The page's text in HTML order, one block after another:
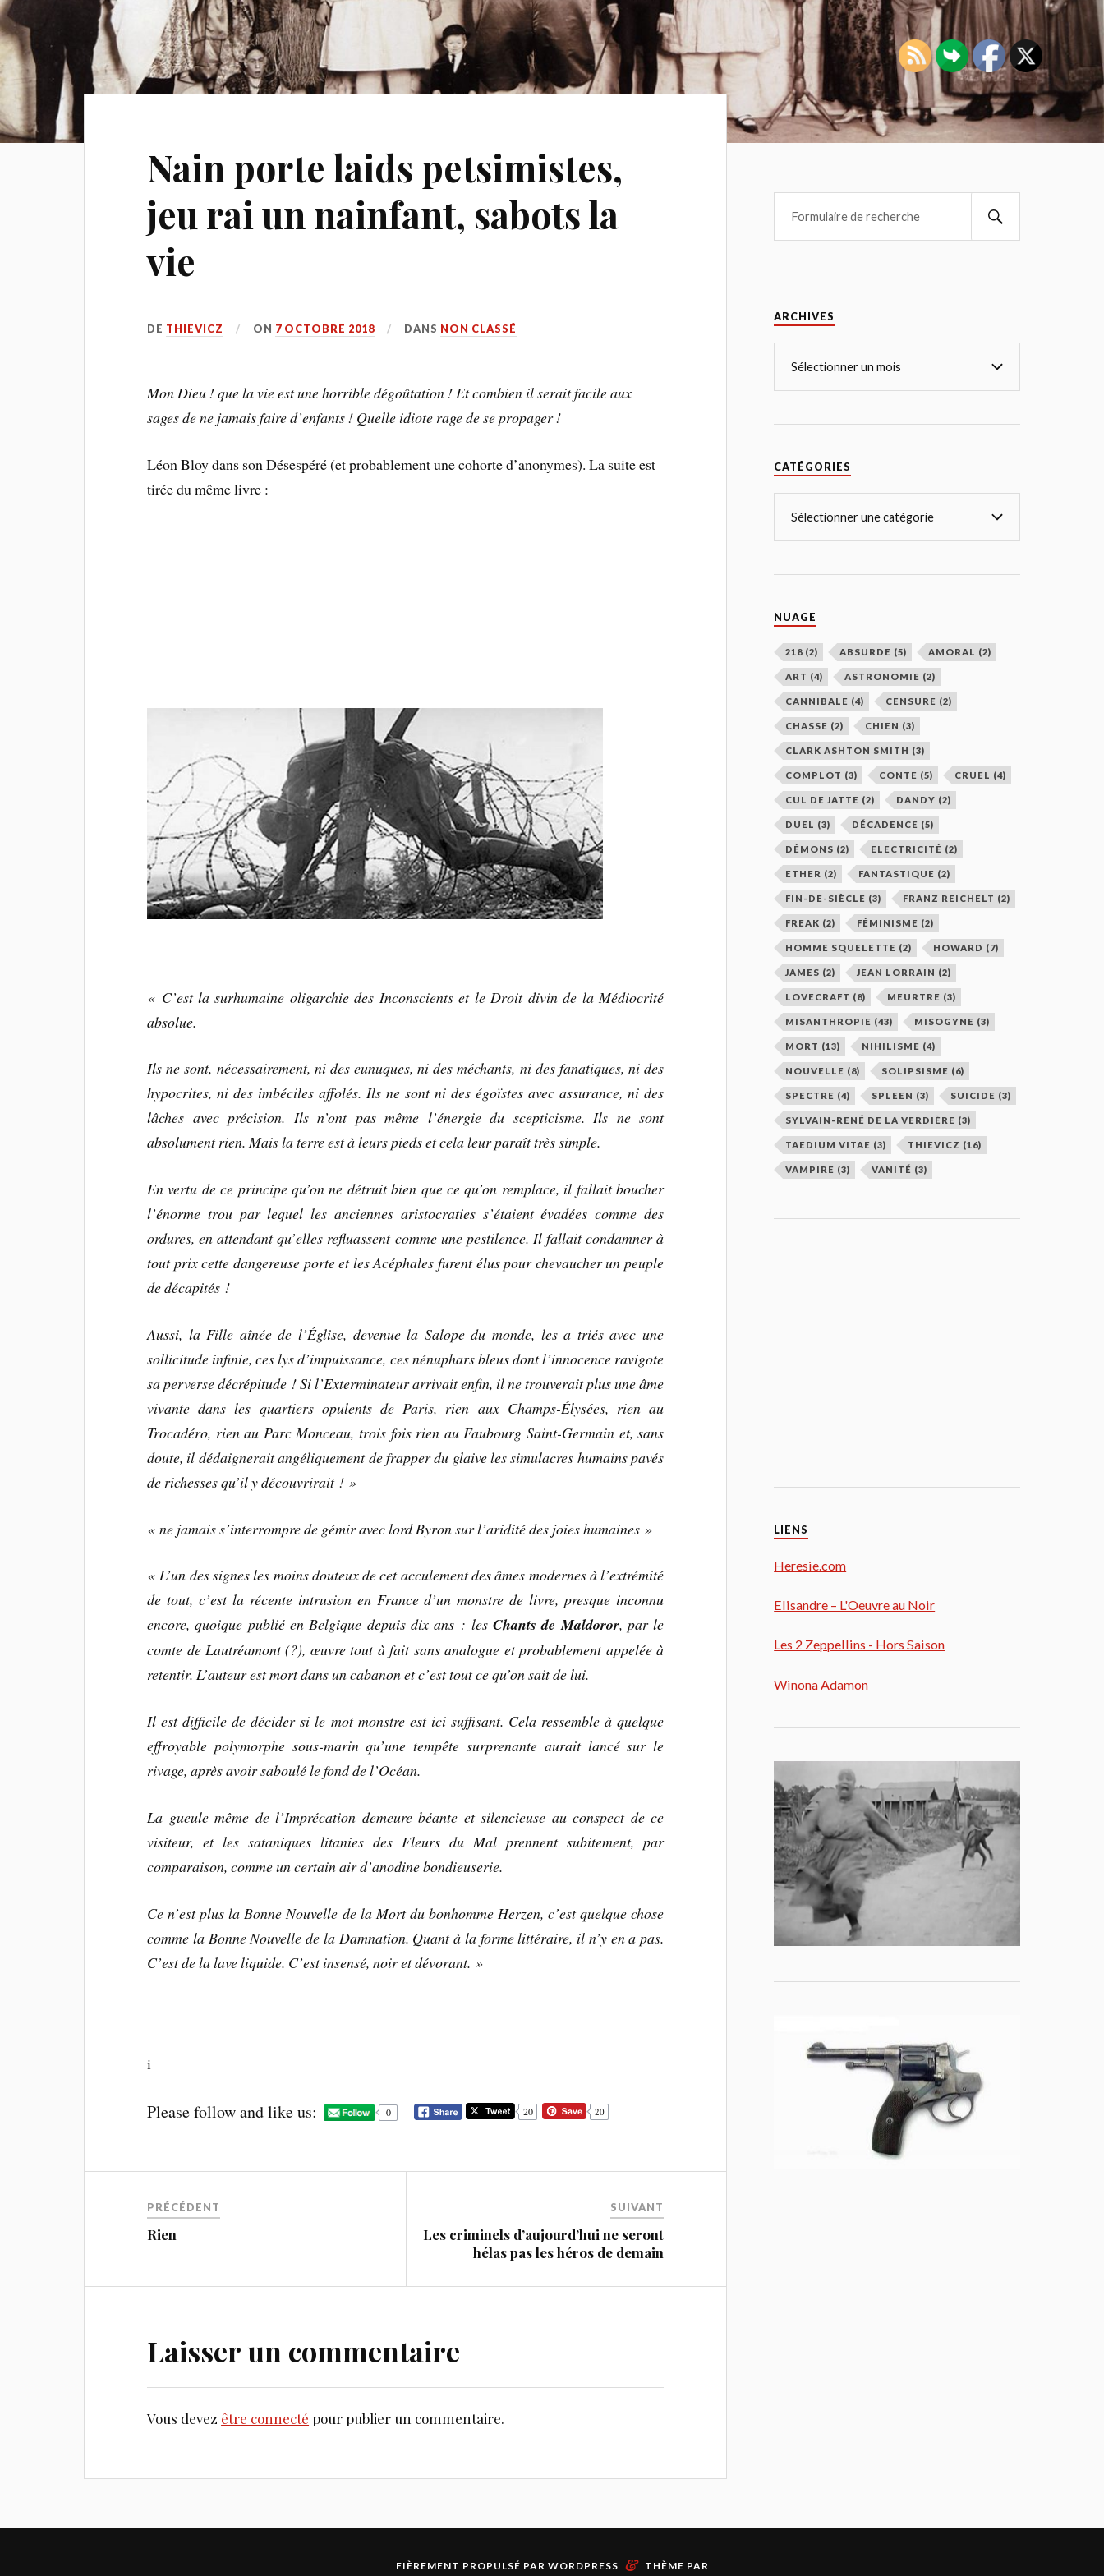
Nain porte laids petsimistes,
jeu rai un nainfant, sabots la
vie
DE THIEVICZ ON 7 OCTOBRE 2018 DANS NON CLASSÉ
Mon Dieu ! que la vie est une horrible dégoûtation ! Et combien il serait facile aux
sages de ne jamais faire d’enfants ! Quelle idiote rage de se propager !
Léon Bloy dans son Désespéré (et probablement une cohorte d’anonymes). La suite est
tirée du même livre :
« C’est la surhumaine oligarchie des Inconscients et le Droit divin de la Médiocrité
absolue.
Ils ne sont, nécessairement, ni des eunuques, ni des méchants, ni des fanatiques, ni des
hypocrites, ni des imbéciles affolés. Ils ne sont ni des égoïstes avec assurance, ni des
lâches avec précision. Ils n’ont pas même l’énergie du scepticisme. Ils ne sont
absolument rien. Mais la terre est à leurs pieds et cela leur paraît très simple.
En vertu de ce principe qu’on ne détruit bien que ce qu’on remplace, il fallait boucher
l’énorme trou par lequel les anciennes aristocraties s’étaient évadées comme des
ordures, en attendant qu’elles refluassent comme une pestilence. Il fallait condamner à
tout prix cette dangereuse porte et les Acéphales furent élus pour chevaucher un peuple
de décapités !
Aussi, la Fille aînée de l’Église, devenue la Salope du monde, les a triés avec une
sollicitude infinie, ces lys d’impuissance, ces nénuphars bleus dont l’innocence ravigote
sa perverse décrépitude ! Si l’Exterminateur arrivait enfin, il ne trouverait plus une âme
vivante dans les quartiers opulents de Paris, rien aux Champs-Élysées, rien au
Trocadéro, rien au Parc Monceau, trois fois rien au Faubourg Saint-Germain et, sans
doute, il dédaignerait angéliquement de frapper du glaive les simulacres humains pavés
de richesses qu’il y découvrirait ! »
« ne jamais s’interrompre de gémir avec lord Byron sur l’aridité des joies humaines »
« L’un des signes les moins douteux de cet acculement des âmes modernes à l’extrémité
de tout, c’est la récente intrusion en France d’un monstre de livre, presque inconnu
encore, quoique publié en Belgique depuis dix ans : les Chants de Maldoror, par le
comte de Lautréamont (?), œuvre tout à fait sans analogue et probablement appelée à
retentir.L’auteur est mort dans un cabanon et c’est tout ce qu’on sait de lui.
Il est difficile de décider si le mot monstre est ici suffisant. Cela ressemble à quelque
effroyable polymorphe sous-marin qu’une tempête surprenante aurait lancé sur le
rivage, après avoir saboulé le fond de l’Océan.
La gueule même de l’Imprécation demeure béante et silencieuse au conspect de ce
visiteur, et les sataniques litanies des Fleurs du Mal prennent subitement, par
comparaison, comme un certain air d’anodine bondieuserie.
Ce n’est plus la Bonne Nouvelle de la Mort du bonhomme Herzen, c’est quelque chose
comme la Bonne Nouvelle de la Damnation. Quant à la forme littéraire, il n’y en a pas.
C’est de la lave liquide. C’est insensé, noir et dévorant. »
i
Please follow and like us: 0 20 20
PRÉCÉDENT
Rien
SUIVANT
Les criminels d’aujourd’hui ne seront
hélas pas les héros de demain
Laisser un commentaire
Vous devez être connecté pour publier un commentaire.
ARCHIVES
CATÉGORIES
NUAGE
218 (2) ABSURDE (5) AMORAL (2)
ART (4) ASTRONOMIE (2)
CANNIBALE (4) CENSURE (2)
CHASSE (2) CHIEN (3)
CLARK ASHTON SMITH (3)
COMPLOT (3) CONTE (5) CRUEL (4)
CUL DE JATTE (2) DANDY (2)
DUEL (3) DÉCADENCE (5)
DÉMONS (2) ELECTRICITÉ (2)
ETHER (2) FANTASTIQUE (2)
FIN-DE-SIÈCLE (3) FRANZ REICHELT (2)
FREAK (2) FÉMINISME (2)
HOMME SQUELETTE (2) HOWARD (7)
JAMES (2) JEAN LORRAIN (2)
LOVECRAFT (8) MEURTRE (3)
MISANTHROPIE (43) MISOGYNE (3)
MORT (13) NIHILISME (4)
NOUVELLE (8) SOLIPSISME (6)
SPECTRE (4) SPLEEN (3) SUICIDE (3)
SYLVAIN-RENÉ DE LA VERDIÈRE (3)
TAEDIUM VITAE (3) THIEVICZ (16)
VAMPIRE (3) VANITÉ (3)
LIENS
Heresie.com
Elisandre – L'Oeuvre au Noir
Les 2 Zeppellins - Hors Saison
Winona Adamon
FIÈREMENT PROPULSÉ PAR WORDPRESS & THÈME PAR